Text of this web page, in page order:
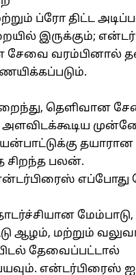
ப்ரோ திட்ட
இருக்கும்;
சேவை வரம்பினால்
தெளிவான
அளவிடக்கூடிய
தயாரான
சிறந்த பலன்.
எப்போது
மேம்பாடு,
ஆழம், மற்றும்
தேவைப்பட்டால்
என்டர்பிரைஸ்